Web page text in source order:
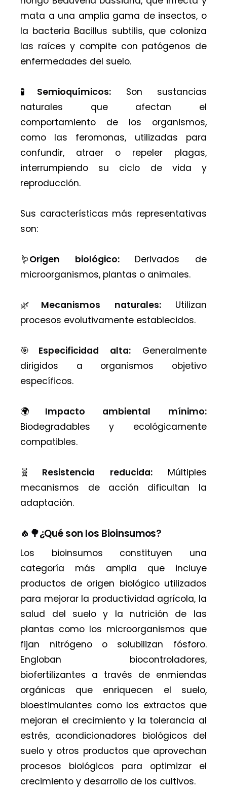
mata a una amplia gama de insectos, o
la bacteria Bacillus subtilis, que coloniza
las raíces y compite con patógenos de
enfermedades del suelo.
🧪 Semioquímicos: Son sustancias
naturales que afectan el
comportamiento de los organismos,
como las feromonas, utilizadas para
confundir, atraer o repeler plagas,
interrumpiendo su ciclo de vida y
reproducción.
Sus características más representativas
son:
🪱Origen biológico:Derivados de
microorganismos, plantas o animales.
🌿 Mecanismos naturales:Utilizan
procesos evolutivamente establecidos.
🎯 Especificidad alta:Generalmente
dirigidos a organismos objetivo
específicos.
🌍 Impacto ambiental mínimo:
Biodegradables y ecológicamente
compatibles.
🧬 Resistencia reducida:Múltiples
mecanismos de acción dificultan la
adaptación.
🧄🌳¿Qué son los Bioinsumos?
Los bioinsumos constituyen una
categoría más amplia que incluye
productos de origen biológico utilizados
para mejorar la productividad agrícola, la
salud del suelo y la nutrición de las
plantas como los microorganismos que
fijan nitrógeno o solubilizan fósforo.
Engloban biocontroladores,
biofertilizantes a través de enmiendas
orgánicas que enriquecen el suelo,
bioestimulantes como los extractos que
mejoran el crecimiento y la tolerancia al
estrés, acondicionadores biológicos del
suelo y otros productos que aprovechan
procesos biológicos para optimizar el
crecimiento y desarrollo de los cultivos.